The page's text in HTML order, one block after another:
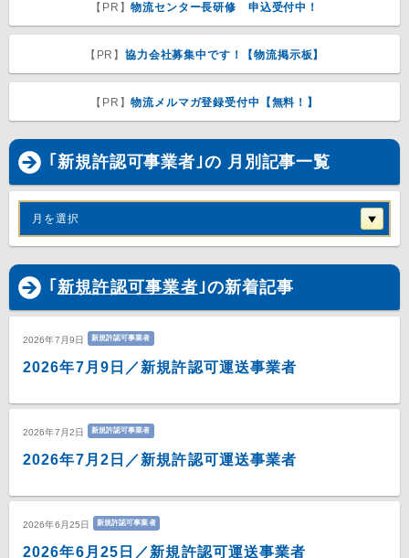
【PR】物流センター長研修 申込受付中！
【PR】協力会社募集中です！【物流掲示板】
【PR】物流メルマガ登録受付中【無料！】
｢新規許認可事業者｣の 月別記事一覧
月を選択
｢ 新規許認可事業者｣の新着記事
2026年7月9日 新規許認可事業者
2026年7月9日／新規許認可運送事業者
2026年7月2日 新規許認可事業者
2026年7月2日／新規許認可運送事業者
2026年6月25日 新規許認可事業者
2026年6月25日／新規許認可運送事業者